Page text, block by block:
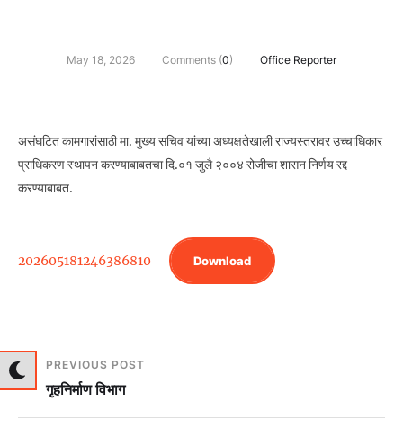
May 18, 2026 Comments (0) Office Reporter
असंघटित कामगारांसाठी मा. मुख्य सचिव यांच्या अध्यक्षतेखाली राज्यस्तरावर उच्चाधिकार
प्राधिकरण स्थापन करण्याबाबतचा दि.०१ जुलै २००४ रोजीचा शासन निर्णय रद्द
करण्याबाबत.
202605181246386810 Download
PREVIOUS POST
गृहनिर्माण विभाग